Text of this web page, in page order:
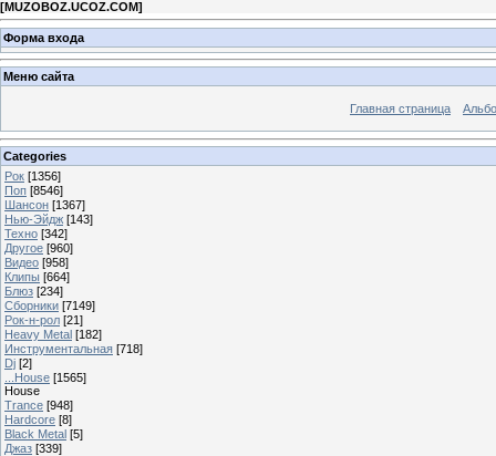
[MUZOBOZ.UCOZ.COM]
Форма входа
Меню сайта
Главная страница
Categories
Рок [1356]
Поп [8546]
Шансон [1367]
Нью-Эйдж [143]
Техно [342]
Другое [960]
Видео [958]
Клипы [664]
Блюз [234]
Сборники [7149]
Рок-н-рол [21]
Heavy Metal [182]
Инструментальная [718]
Dj [2]
...House [1565]
House
Trance [948]
Hardcore [8]
Black Metal [5]
Джаз [339]